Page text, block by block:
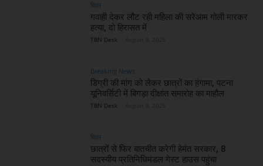
बिहार
गवाही देकर लौट रही महिला की सरेआम गोली मारकर
हत्या, दो हिरासत में
TBN Desk
Breaking News
डिग्री की मांग को लेकर छात्रों का हंगामा, पटना
यूनिवर्सिटी में बिगड़ा दीक्षांत समारोह का माहौल
TBN Desk
बिहार
छात्रों से फिर बातचीत करेगी हेमंत सरकार, 8
सदस्यीय प्रतिनिधिमंडल गेस्ट हाउस पहुंचा